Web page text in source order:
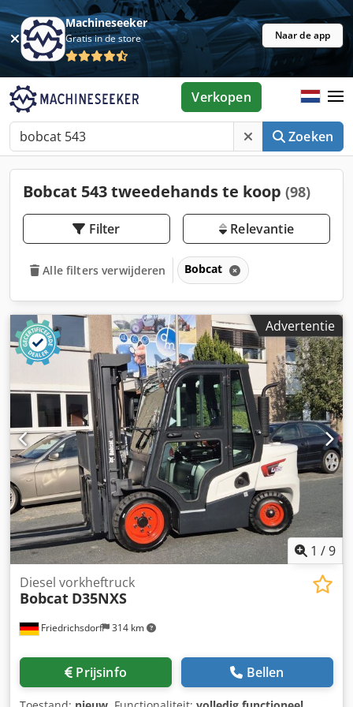
Machineseeker
Gratis in de store Naar de app
Zoeken
Verkopen
Bobcat 543 tweedehands te koop (98)
Filter Relevantie
Alle filters verwijderen Bobcat
Advertentie
1 /9
Friedrichsdorf 314 km
Diesel vorkheftruck
Bobcat D35NXS
Prijsinfo Bellen